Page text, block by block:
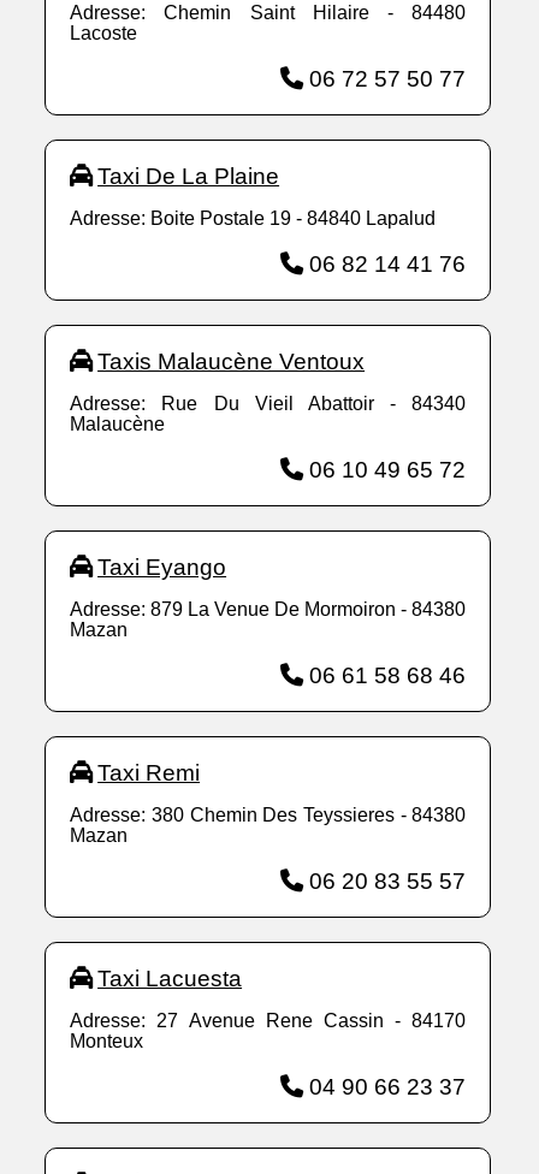
Adresse: Chemin Saint Hilaire - 84480
Lacoste
06 72 57 50 77
Taxi De La Plaine
Adresse: Boite Postale 19 - 84840 Lapalud
06 82 14 41 76
Taxis Malaucène Ventoux
Adresse: Rue Du Vieil Abattoir - 84340
Malaucène
06 10 49 65 72
Taxi Eyango
Adresse: 879 La Venue De Mormoiron - 84380
Mazan
06 61 58 68 46
Taxi Remi
Adresse: 380 Chemin Des Teyssieres - 84380
Mazan
06 20 83 55 57
Taxi Lacuesta
Adresse: 27 Avenue Rene Cassin - 84170
Monteux
04 90 66 23 37